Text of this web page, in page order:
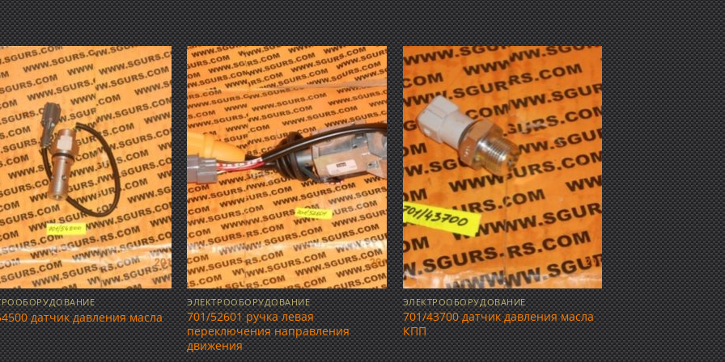
Добавить
в список
желаний
датчик давления масла
Добавить
в список
желаний
ЭЛЕКТРООБОРУДОВАНИЕ
701/52601 ручка левая
переключения направления
движения
Добавить
в список
желаний
ЭЛЕКТРООБОРУДОВАНИЕ
701/43700 датчик давления масла
КПП